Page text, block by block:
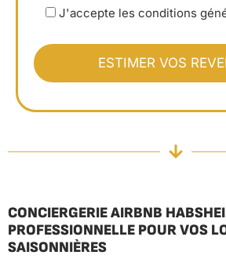
J'accepte les conditions
CONCIERGERIE AIRBNB
PROFESSIONNELLE POUR VOS
SAISONNIÈRES